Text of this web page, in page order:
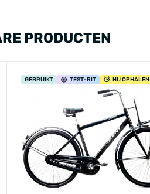
PRODUCTEN
GEBRUIKT TEST-RIT NU OPHALEN